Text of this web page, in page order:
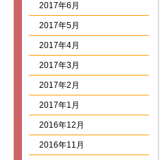
2017年6月
2017年5月
2017年4月
2017年3月
2017年2月
2017年1月
2016年12月
2016年11月